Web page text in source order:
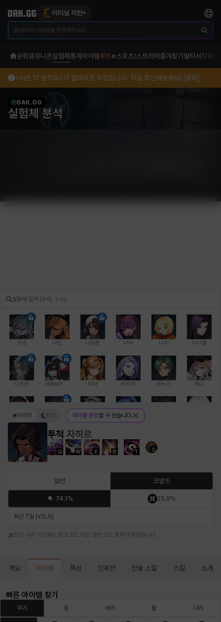
이터널 리턴
순위표유니온실험체 통계 아이템루트e스포츠/스트리머 즐겨찾기 멀티서치 파티
<시즌 11 성적표>가 업데이트 되었습니다. 지금 확인해보세요! [클릭]
DAK.GG
실험체 분석
가넷 나딘 나타폰 니아 니키 다니엘
다르코 띠아 라우라 레녹스 레니
레온 루크 르노어
바바라 버니스 블레어
투척 자히르
Q W E R T D
라이트 다크 테마를 변경할 수 있습니다.
일반 코발트
74.1% 25.9%
최근 7일 (v12.0)
프리 시즌 기간에는 랭크 모드 대신 일반 모드 통계가 제공됩니다.
개요 아이템 특성 인퓨전 전술 스킬 스킬 소개
빠른 아이템 찾기
무기 옷 머리 팔 다리